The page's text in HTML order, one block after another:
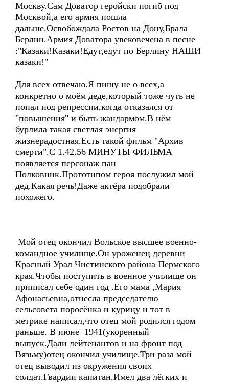
Москву.Сам Доватор геройски погиб под
Москвой,а его армия пошла
дальше.Освобождала Ростов на Дону,Брала
Берлин.Армия Доватора увековечена в песне
:"Казаки!Казаки!Едут,едут по Берлину НАШИ
казаки!"
Для всех отвечаю.Я пишу не о всех,а
конкретно о моём деде,который тоже чуть не
попал под репрессии,когда отказался от
"повышения" и быть жандармом.В нём
бурлила такая светлая энергия
жизнерадостная.Есть такой фильм "Архив
смерти".С 1.42.56 МИНУТЫ ФИЛЬМА
появляется персонаж пан
Полковник.Прототипом героя послужил мой
дед.Какая речь!Даже актёра подобрали
похожего.
Мой отец окончил Вольское высшее военно-
командное училище.Он уроженец деревни
Красный Урал Чистинского района Пермского
края.Чтобы поступить в военное училище он
приписал себе один год .Его мама ,Мария
Афонасьевна,отнесла председателю
сельсовета поросёнка и курицу и тот в
метрике написал,что отец мой родился годом
раньше. В июне 1941(укоренный
выпуск.Дали лейтенантов и на фронт под
Вязьму)отец окончил училище.Три раза мой
отец выводил из окружения своих
солдат.Гвардии капитан.Имел два лёгких и